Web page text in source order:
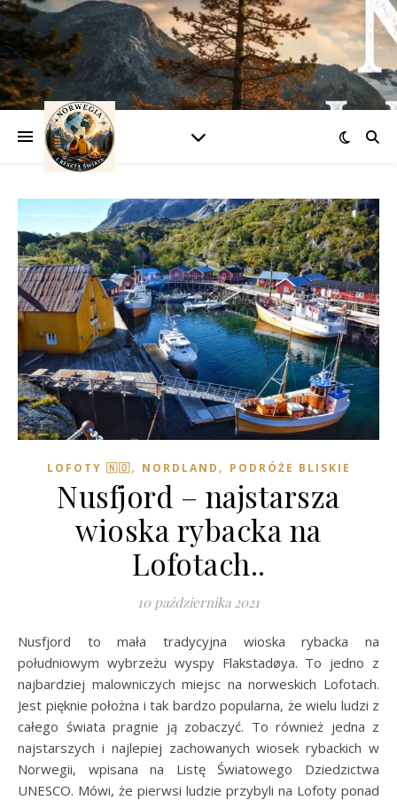
LOFOTY 🇳🇴, NORDLAND , PODRÓŻE BLISKIE
Nusfjord – najstarsza
wioska rybacka na
Lofotach..
10 października 2021
Nusfjord to mała tradycyjna wioska rybacka na
południowym wybrzeżu wyspy Flakstadøya. To jedno z
najbardziej malowniczych miejsc na norweskich Lofotach.
Jest pięknie położna i tak bardzo popularna, że wielu ludzi z
całego świata pragnie ją zobaczyć. To również jedna z
najstarszych i najlepiej zachowanych wiosek rybackich w
Norwegii, wpisana na Listę Światowego Dziedzictwa
UNESCO. Mówi, że pierwsi ludzie przybyli na Lofoty ponad